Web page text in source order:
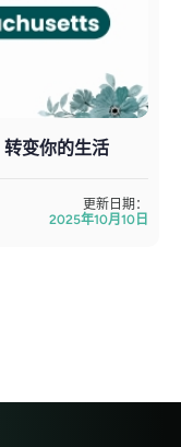
变你的生活
更新日期：
2025年10月10日